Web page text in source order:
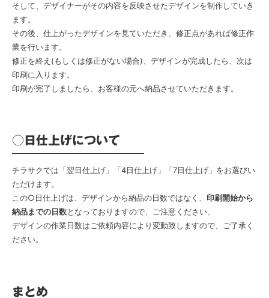
そして、デザイナーがその内容を反映させたデザインを制作していき
ます。
その後、仕上がったデザインを見ていただき、修正点があれば修正作
業を行います。
修正を終え(もしくは修正がない場合)、デザインが完成したら、次は
印刷に入ります。
印刷が完了しましたら、お客様の元へ納品させていただきます。
○日仕上げについて
チラサクでは「翌日仕上げ」「4日仕上げ」「7日仕上げ」をお選びい
ただけます。
この○日仕上げは、デザインから納品の日数ではなく、 印刷開始から
納品までの日数となっておりますので、ご注意ください、
デザインの作業日数はご依頼内容により変動致しますので、ご了承く
ださい。
まとめ